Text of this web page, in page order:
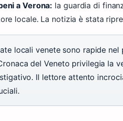
a Verona: la guardia di
locale. La notizia è stata
locali venete sono rapide
del Veneto privilegia la
Il lettore attento